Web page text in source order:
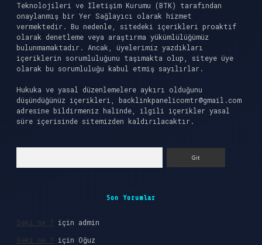
Teknolojileri ve İletişim Kurumu (BTK) tarafından
onaylanmış bir Yer Sağlayıcı olarak hizmet
vermektedir. Bu nedenle, sitedeki içerikleri proaktif
olarak denetleme veya araştırma yükümlülüğümüz
bulunmamaktadır. Ancak, üyelerimiz yazdıkları
içeriklerin sorumluluğunu taşımakta olup, siteye üye
olarak bu sorumluluğu kabul etmiş sayılırlar.
Hukuka ve yasal düzenlemelere aykırı olduğunu
düşündüğünüz içerikleri, backlinkpanelicomtr@gmail.com
adresine bildirmeniz halinde, ilgili içerikler yasal
süre içerisinde sitemizden kaldırılacaktır.
Son Yorumlar
Seki ne ? için admin
Seki ne ? için Oğuz